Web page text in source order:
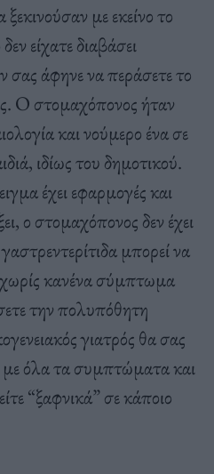
με εκείνο το
είχατε διαβάσει
σας άφηνε να περάσετε το
Ο στομαχόπονος ήταν
και νούμερο ένα σε
ιδίως του δημοτικού.
έχει εφαρμογές και
ο στομαχόπονος δεν έχει
μπορεί να
κανένα σύμπτωμα
την πολυπόθητη
γιατρός θα σας
με όλα τα συμπτώματα και
“ξαφνικά” σε κάποιο